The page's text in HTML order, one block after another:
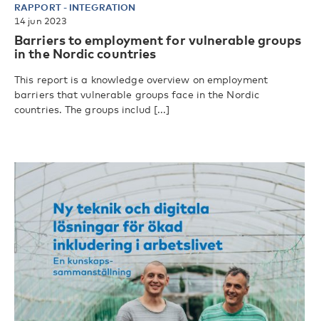
RAPPORT- INTEGRATION
14 jun 2023
Barriers to employment for vulnerable groups
in the Nordic countries
This report is a knowledge overview on employment
barriers that vulnerable groups face in the Nordic
countries. The groups includ [...]